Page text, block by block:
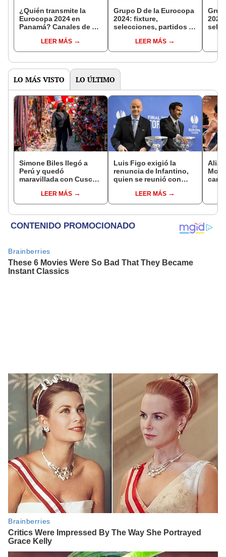
¿Quién transmite la
Eurocopa 2024 en
Panamá? Canales de TV
partidosLEER MÁS
Grupo D de la Eurocopa
2024: fixture,
selecciones, partidos y
para Francia
LEER MÁS
LO MÁS VISTO LO ÚLTIMO
Simone Biles llegó a
Perú y quedó
maravillada con Cusco:
lo hermoso que es este
país"
LEER MÁS
Luis Figo exigió la
renuncia de Infantino,
quien se reunió con
en Marruecos
LEER MÁS